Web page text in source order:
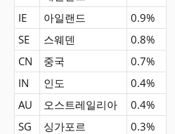
IE
아일랜드
0.9%
SE
스웨덴
0.8%
CN
중국
0.7%
IN
인도
0.4%
AU
오스트레일리아
0.4%
SG
싱가포르
0.3%